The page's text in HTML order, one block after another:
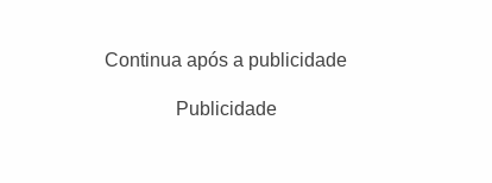
Continua após a publicidade
Publicidade